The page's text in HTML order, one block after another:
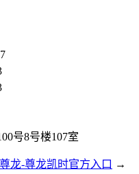
号8号楼107室
龙-尊龙凯时官方入口 →